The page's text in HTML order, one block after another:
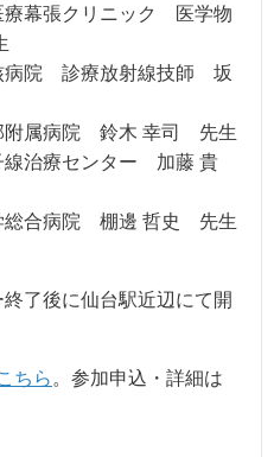
幕張クリニック 医学物
院 診療放射線技師 坂
属病院 鈴木 幸司 先生
治療センター 加藤 貴
合病院 棚邊 哲史 先生
了後に仙台駅近辺にて開
ちら 。参加申込・詳細は